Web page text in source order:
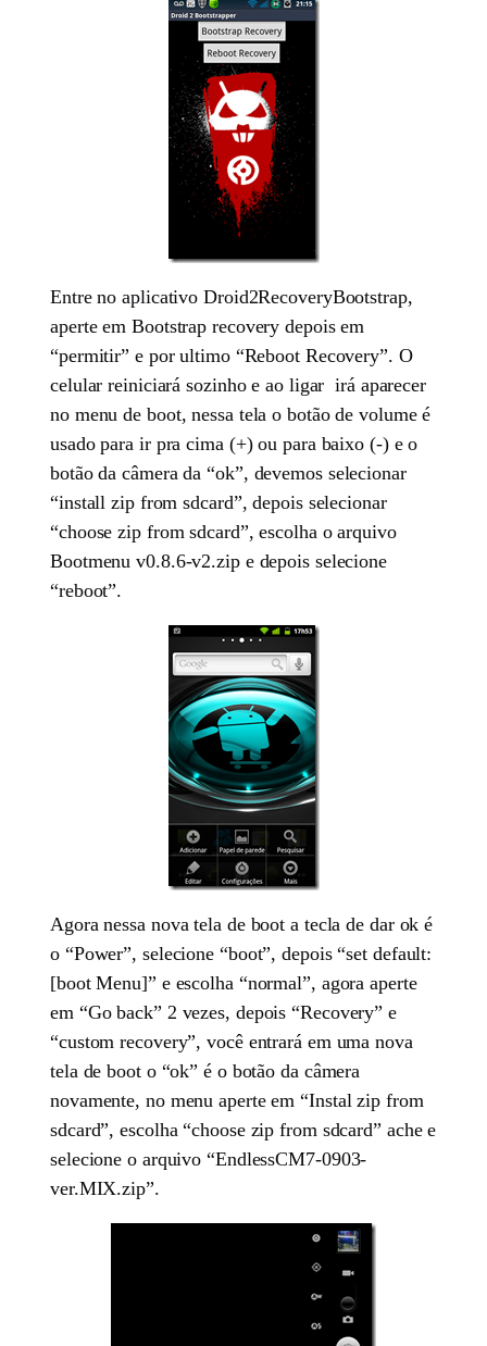
Entre no aplicativo Droid2RecoveryBootstrap,
aperte em Bootstrap recovery depois em
“permitir” e por ultimo “Reboot Recovery”. O
celular reiniciará sozinho e ao ligar irá aparecer
no menu de boot, nessa tela o botão de volume é
usado para ir pra cima (+) ou para baixo (-) e o
botão da câmera da “ok”, devemos selecionar
“install zip from sdcard”, depois selecionar
“choose zip from sdcard”, escolha o arquivo
Bootmenu v0.8.6-v2.zip e depois selecione
“reboot”.
Agora nessa nova tela de boot a tecla de dar ok é
o “Power”, selecione “boot”, depois “set default:
[boot Menu]” e escolha “normal”, agora aperte
em “Go back” 2 vezes, depois “Recovery” e
“custom recovery”, você entrará em uma nova
tela de boot o “ok” é o botão da câmera
novamente, no menu aperte em “Instal zip from
sdcard”, escolha “choose zip from sdcard” ache e
selecione o arquivo “EndlessCM7-0903-
ver.MIX.zip”.